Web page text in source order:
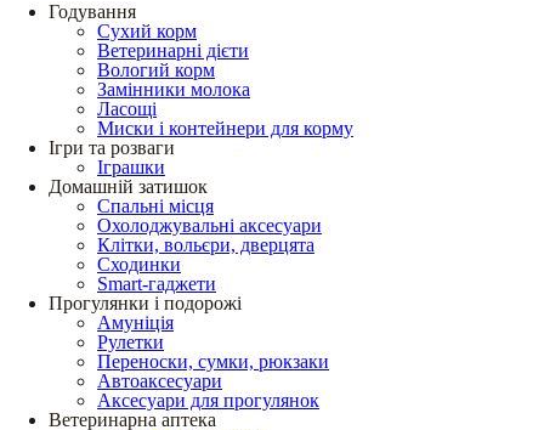
Годування
Сухий корм
Ветеринарні дієти
Вологий корм
Замінники молока
Ласощі
Миски і контейнери для корму
Ігри та розваги
Іграшки
Домашній затишок
Спальні місця
Охолоджувальні аксесуари
Клітки, вольєри, дверцята
Сходинки
Smart-гаджети
Прогулянки і подорожі
Амуніція
Рулетки
Переноски, сумки, рюкзаки
Автоаксесуари
Аксесуари для прогулянок
Ветеринарна аптека